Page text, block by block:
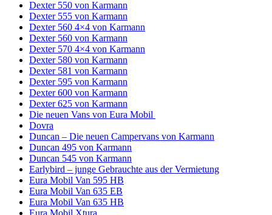
Dexter 550 von Karmann
Dexter 555 von Karmann
Dexter 560 4×4 von Karmann
Dexter 560 von Karmann
Dexter 570 4×4 von Karmann
Dexter 580 von Karmann
Dexter 581 von Karmann
Dexter 595 von Karmann
Dexter 600 von Karmann
Dexter 625 von Karmann
Die neuen Vans von Eura Mobil
Dovra
Duncan – Die neuen Campervans von Karmann
Duncan 495 von Karmann
Duncan 545 von Karmann
Earlybird – junge Gebrauchte aus der Vermietung
Eura Mobil Van 595 HB
Eura Mobil Van 635 EB
Eura Mobil Van 635 HB